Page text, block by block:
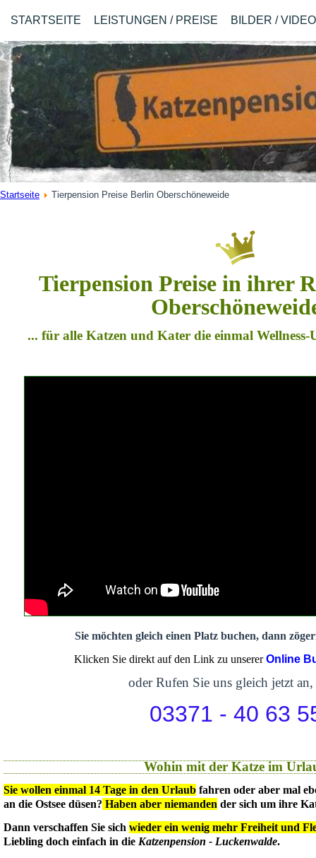
STARTSEITE LEISTUNGEN / PREISE BILDER /
Startseite Tierpension Preise Berlin Oberschöneweide
Tierpension Preise in ihrer
... für alle Katzen und Kater die einmal
Sie möchten gleich einen Platz buchen, dann
Klicken Sie direkt auf den Link zu unsererOnline
oder Rufen Sie uns gleich jetzt an,
03371 - 40 63
Wohin mit der Katze im
Sie wollen einmal 14 Tage in den Urlaub fahren oder aber mal
an die Ostsee düsen? Haben aber niemanden der sich um ihre
Dann verschaffen Sie sich wieder ein wenig mehr Freiheit und
Liebling doch einfach in die Katzenpension - Luckenwalde.